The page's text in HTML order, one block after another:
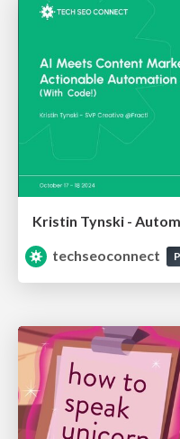
techseoconnect